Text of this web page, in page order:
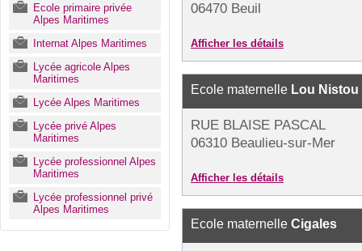
Ecole primaire privée
Alpes Maritimes
Internat Alpes Maritimes
Lycée agricole Alpes
Maritimes
Lycée Alpes Maritimes
Lycée privé Alpes
Maritimes
Lycée professionnel Alpes
Maritimes
Lycée professionnel privé
Alpes Maritimes
06470 Beuil
Afficher les détails
Ecole maternelle Lou Nistou
RUE BLAISE PASCAL
06310 Beaulieu-sur-Mer
Afficher les détails
Ecole maternelle Cigales